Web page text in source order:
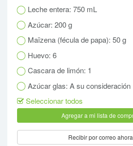
Leche entera: 750 mL
Azúcar: 200 g
Maïzena (fécula de papa): 50 g
Huevo: 6
Cascara de limón: 1
Azúcar glas: A su consideración
Seleccionar todos
Recibir por correo ahora